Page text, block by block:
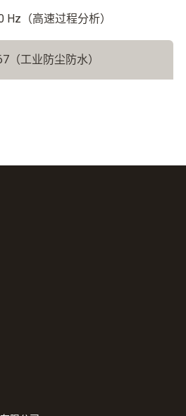
Hz（高速过程分析）
（工业防尘防水）